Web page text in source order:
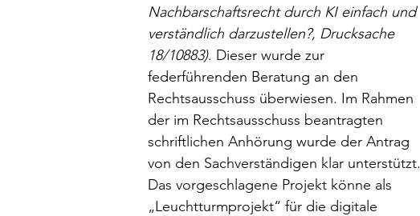
Nachbarschaftsrecht durch KI einfach und
verständlich darzustellen?, Drucksache
18/10883). Dieser wurde zur
federführenden Beratung an den
Rechtsausschuss überwiesen. Im Rahmen
der im Rechtsausschuss beantragten
schriftlichen Anhörung wurde der Antrag
von den Sachverständigen klar unterstützt.
Das vorgeschlagene Projekt könne als
„Leuchtturmprojekt“ für die digitale